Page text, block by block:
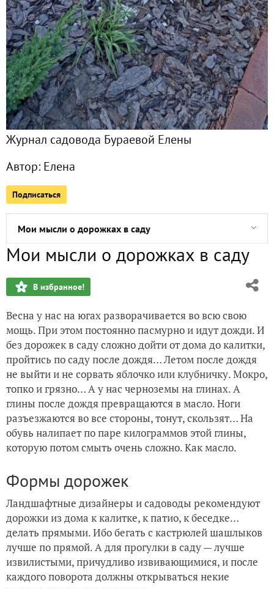
Журнал садовода Бураевой Елены
Автор: Елена
Подписаться
Сейчас обсуждают
Как луковичные вписываются в мою концепцию
Декоративные кустарники в засушливом климате. Отчет
Оотеки богомолов в моем саду
Каким был мой сад в 2020 году и ранее
Декоративные кустарники в засушливом климате. Отчет
Мои мысли о дорожках в саду
Мой сад. Обход 07 апреля 2023 года (продолжение)
Мой сад. Обход 07 апреля 2023 года
Хотела малоуходный сад. Что получилось (декоративные
Плодово-ягодные растения в моем саду. Что и как
Плодово-ягодные растения в моем саду... Что и как
Мои мысли о дорожках в саду
В избранное!
Весна у нас на югах разворачивается во всю свою
мощь. При этом постоянно пасмурно и идут дожди. И
без дорожек в саду сложно дойти от дома до калитки,
пройтись по саду после дождя… Летом после дождя
не выйти и не сорвать яблочко или клубничку. Мокро,
топко и грязно… А у нас черноземы на глинах. А
глины после дождя превращаются в масло. Ноги
разъезжаются во все стороны, тонут, скользят… На
обувь налипает по паре килограммов этой глины,
которую потом смыть очень сложно. Как масло.
Формы дорожек
Ландшафтные дизайнеры и садоводы рекомендуют
дорожки из дома к калитке, к патио, к беседке…
делать прямыми. Ибо бегать с кастрюлей шашлыков
лучше по прямой. А для прогулки в саду — лучше
извилистыми, причудливо извивающимися, и после
каждого поворота должны открываться некие